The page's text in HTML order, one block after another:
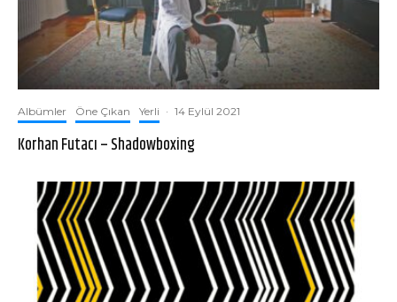
Albümler Öne Çıkan Yerli · 14 Eylül 2021
Korhan Futacı – Shadowboxing